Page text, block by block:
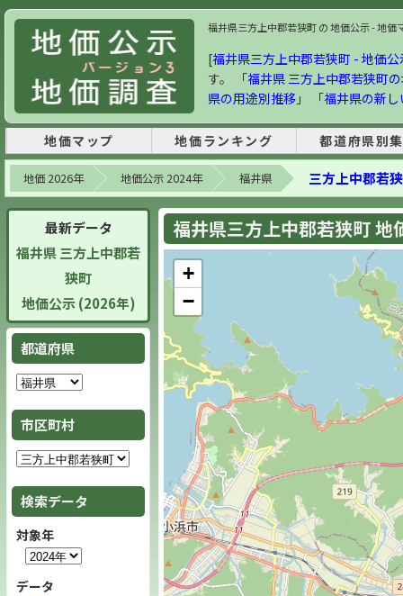
福井県三方上中郡若狭町 の 地価公示 - 地
[福井県三方上中郡若狭町 - 地価
す。 「福井県 三方上中郡若狭町
県の用途別推移 」 「福井県の新
地価マップ 地価ランキング 都道府県別
地価 2026年 地価公示 2024年 福井県 三方上中郡若
最新データ
福井県 三方上中郡若
狭町
地価公示 (2026年)
都道府県
市区町村
検索データ
対象年
データ
福井県三方上中郡若狭町
+
−